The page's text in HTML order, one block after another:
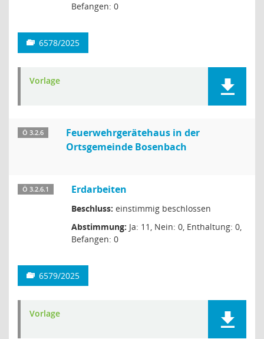
Befangen: 0
6578/2025
Vorlage
Ö 3.2.6
Feuerwehrgerätehaus in der
Ortsgemeinde Bosenbach
Ö 3.2.6.1 Erdarbeiten
Beschluss: einstimmig beschlossen
Abstimmung: Ja: 11, Nein: 0, Enthaltung: 0,
Befangen: 0
6579/2025
Vorlage